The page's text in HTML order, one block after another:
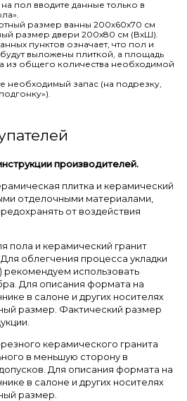
пол вводите данные только в
размер ванны 200х60х70 см
размер двери 200х80 см (ВхШ).
пунктов означает, что пол и
выложены плиткой, а площадь
из общего количества необходимой
необходимый запас (на подрезку,
производителей.
плитка и керамический
отделочными материалами,
от воздействия
пола и керамический гранит
облегчения процесса укладки
рекомендуем использовать
Для описания формата на
в салоне и других носителях
размер. Фактический размер
керамического гранита
в меньшую сторону в
Для описания формата на
в салоне и других носителях
размер.